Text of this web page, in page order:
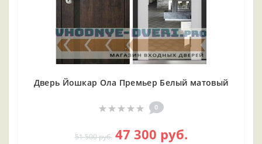
Дверь Йошкар Ола Премьер Белый матовый
0
51 500 руб. 47 300 руб.